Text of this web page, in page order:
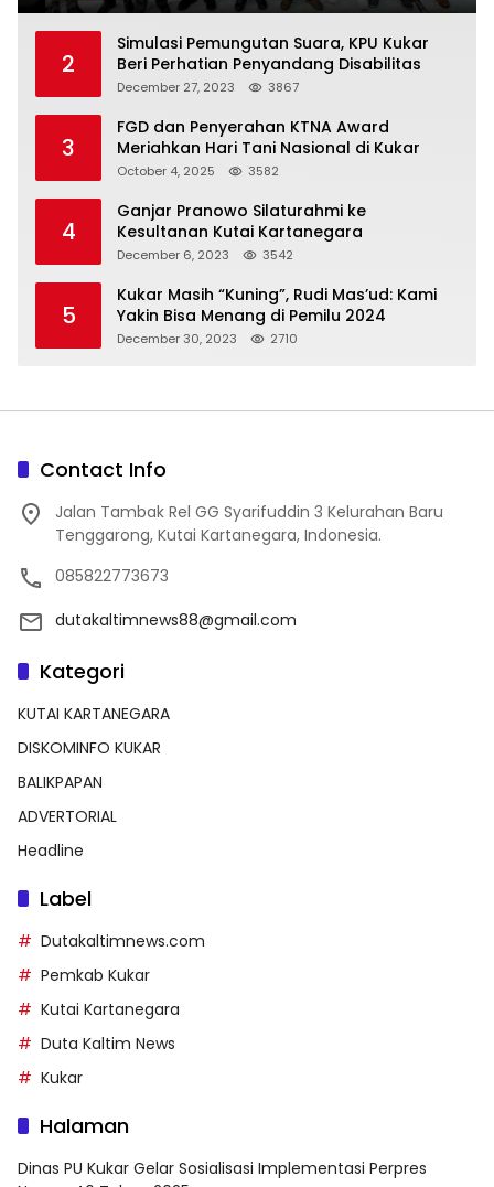
2
Simulasi Pemungutan Suara, KPU Kukar
Beri Perhatian Penyandang Disabilitas
December 27, 2023 3867
3
FGD dan Penyerahan KTNA Award
Meriahkan Hari Tani Nasional di Kukar
October 4, 2025 3582
4
Ganjar Pranowo Silaturahmi ke
Kesultanan Kutai Kartanegara
December 6, 2023 3542
5
Kukar Masih “Kuning”, Rudi Mas’ud: Kami
Yakin Bisa Menang di Pemilu 2024
December 30, 2023 2710
Contact Info
Jalan Tambak Rel GG Syarifuddin 3 Kelurahan Baru
Tenggarong, Kutai Kartanegara, Indonesia.
085822773673
dutakaltimnews88@gmail.com
Kategori
KUTAI KARTANEGARA
DISKOMINFO KUKAR
BALIKPAPAN
ADVERTORIAL
Headline
Label
Dutakaltimnews.com
Pemkab Kukar
Kutai Kartanegara
Duta Kaltim News
Kukar
Halaman
Dinas PU Kukar Gelar Sosialisasi Implementasi Perpres